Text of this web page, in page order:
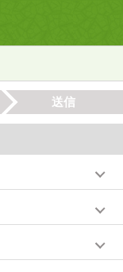
送信